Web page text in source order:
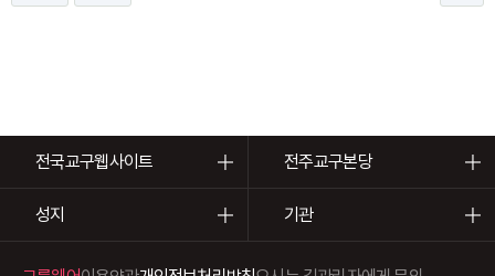
전국교구웹사이트 전주교구본당
성지 기관